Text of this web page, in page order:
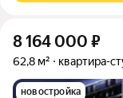
8 164 000 ₽
62,8 м² квартира-
новостройка